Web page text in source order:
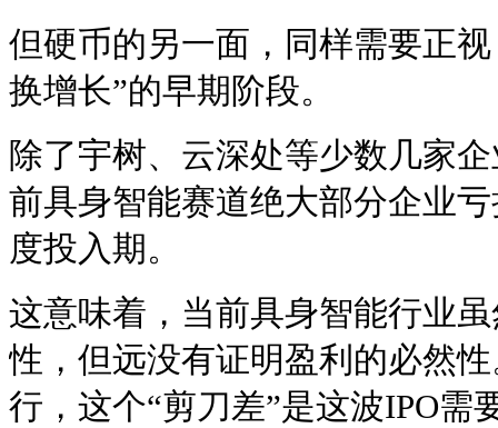
但硬币的另一面，同样需要正
换增长”的早期阶段。
除了宇树、云深处等少数几家
前具身智能赛道绝大部分企业
度投入期。
这意味着，当前具身智能行业
性，但远没有证明盈利的必然
行，这个“剪刀差”是这波IPO需